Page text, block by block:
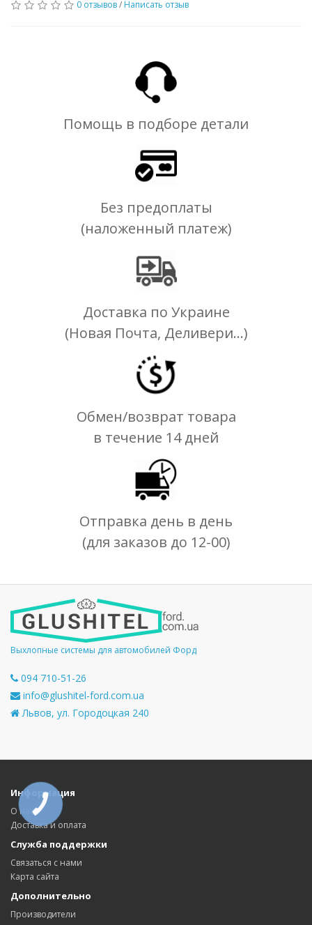
0 отзывов/ Написать отзыв
Помощь в подборе детали
Без предоплаты
(наложенный платеж)
Доставка по Украине
(Новая Почта, Деливери...)
Обмен/возврат товара
в течение 14 дней
Отправка день в день
(для заказов до 12-00)
Выхлопные системы для автомобилей Форд
094 710-51-26
info@glushitel-ford.com.ua
Львов, ул. Городоцкая 240
Информация
О нас
Доставка и оплата
Служба поддержки
Связаться с нами
Карта сайта
Дополнительно
Производители
КНОПКА
СВЯЗИ